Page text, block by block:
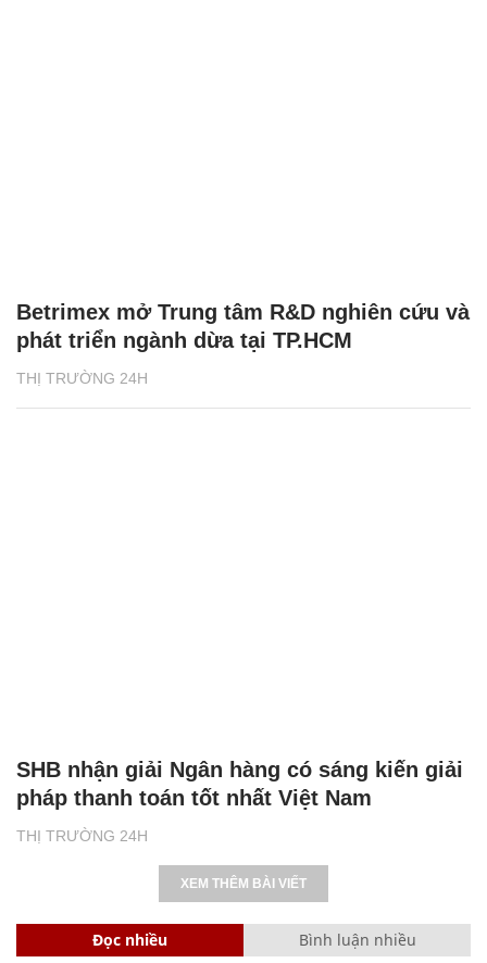
THỊ TRƯỜNG 24H
Betrimex mở Trung tâm R&D nghiên cứu và
phát triển ngành dừa tại TP.HCM
THỊ TRƯỜNG 24H
SHB nhận giải Ngân hàng có sáng kiến giải
pháp thanh toán tốt nhất Việt Nam
XEM THÊM BÀI VIẾT
Đọc nhiều Bình luận nhiều